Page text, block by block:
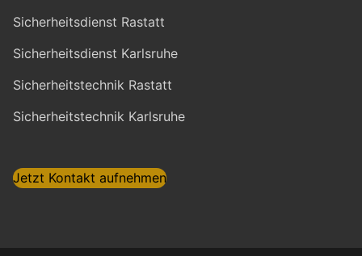
Sicherheitsdienst Rastatt
Sicherheitsdienst Karlsruhe
Sicherheitstechnik Rastatt
Sicherheitstechnik Karlsruhe
Jetzt Kontakt aufnehmen